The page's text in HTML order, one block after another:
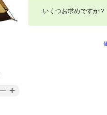
いくつお求めですか？